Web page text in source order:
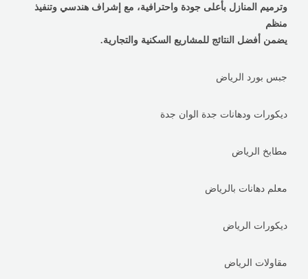
وترميم المنازل بأعلى جودة واحترافية، مع إشراف هندسي وتنفيذ
منظم
يضمن أفضل النتائج للمشاريع السكنية والتجارية.
جبس بورد الرياض
ديكورات ودهانات جدة الوان جدة
مطابخ الرياض
معلم دهانات بالرياض
ديكورات الرياض
مقاولات الرياض